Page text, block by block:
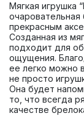
Мягкая
очаровательная
прекрасным
Созданная из
подходит для
ощущения.
ее легко можно
не просто
Она будет
то, что всегда
качестве